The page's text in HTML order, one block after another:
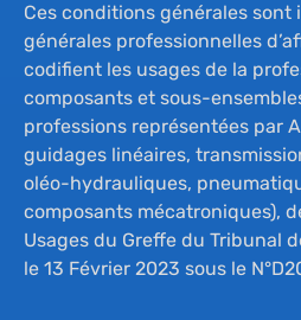
Ces conditions générales sont
générales professionnelles
codifient les usages de la
composants et sous-
professions représentées par
guidages linéaires,
oléo-hydrauliques,
composants mécatroniques),
Usages du Greffe du Tribunal
le 13 Février 2023 sous le